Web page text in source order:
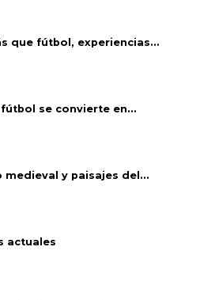
que fútbol, experiencias...
se convierte en...
y paisajes del...
actuales